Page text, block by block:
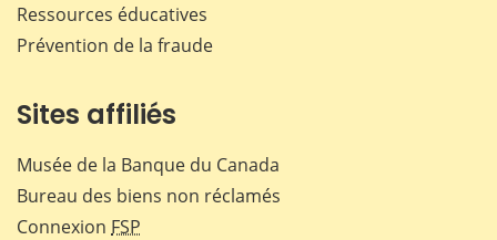
Ressources éducatives
Prévention de la fraude
Sites affiliés
Musée de la Banque du Canada
Bureau des biens non réclamés
Connexion FSP